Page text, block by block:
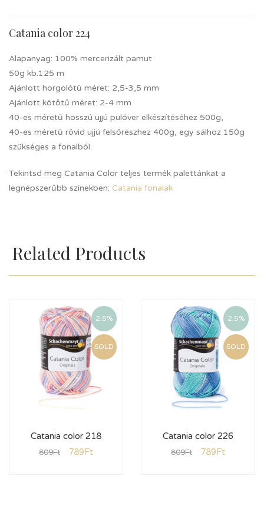
Catania color 224
Alapanyag: 100% mercerizált pamut
50g kb.125 m
Ajánlott horgolótű méret: 2,5-3,5 mm
Ajánlott kötőtű méret: 2-4 mm
40-es méretű hosszú ujjú pulóver elkészítéséhez 500g,
40-es méretű rövid ujjú felsőrészhez 400g, egy sálhoz 150g
szükséges a fonalból.
Tekintsd meg Catania Color teljes termék palettánkat a
legnépszerűbb színekben: Catania fonalak
Related Products
2.5%
SOLD
Catania color 218
809Ft 789Ft
2.5%
SOLD
Catania color 226
809Ft 789Ft